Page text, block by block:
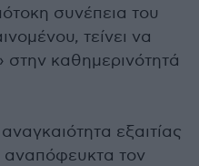
συνέπεια του
τείνει να
στην καθημερινότητά
εξαιτίας
αναπόφευκτα τον